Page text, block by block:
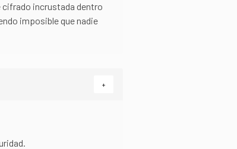
cifrado incrustada dentro
imposible que nadie
+